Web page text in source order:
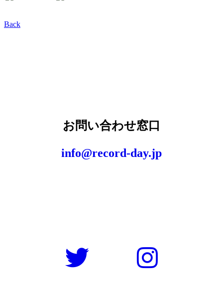
Back
お問い合わせ窓口
info@record-day.jp